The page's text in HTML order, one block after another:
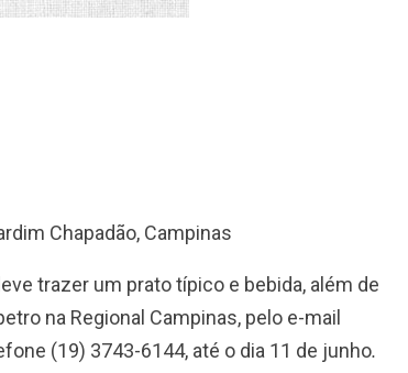
Chapadão, Campinas
trazer um prato típico e bebida, além de
na Regional Campinas, pelo e-mail
(19) 3743-6144, até o dia 11 de junho.